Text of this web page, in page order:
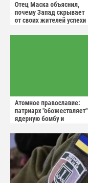
Отец Маска объяснил,
почему Запад скрывает
от своих жителей успехи
Атомное православие:
патриарх "обожествляет"
ядерную бомбу и
"апокалиптических
сценариев"